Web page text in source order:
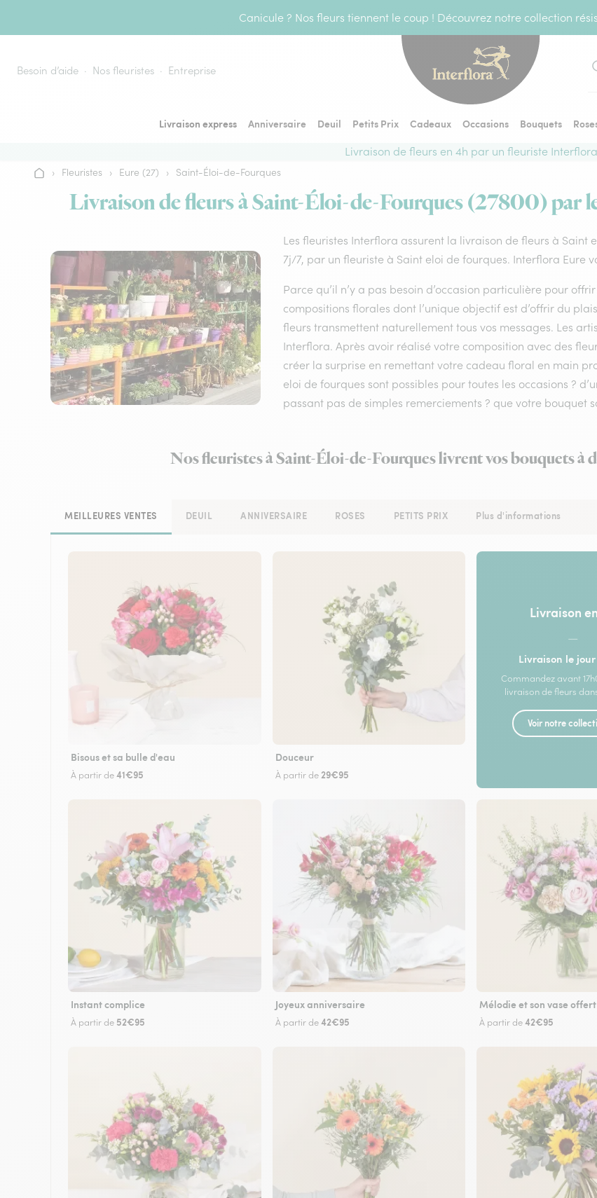
Canicule ? Nos fleurs tiennent le coup ! Découvrez notre collection
Besoin d’aide Nos fleuristes Entreprise
Livraison express Anniversaire Deuil Petits Prix Cadeaux Occasions Bouquets
Livraison de fleurs en 4h par un fleuriste Interflora
Accueil
› Fleuristes › Eure (27) › Saint-Éloi-de-Fourques
Livraison de fleurs à Saint-Éloi-de-Fourques (27800) par
Les fleuristes Interflora assurent la livraison de fleurs à
7j/7, par un fleuriste à Saint eloi de fourques. Interflora Eure
Parce qu’il n’y a pas besoin d’occasion particulière pour
compositions florales dont l’unique objectif est d’offrir du
fleurs transmettent naturellement tous vos messages. Les
Interflora. Après avoir réalisé votre composition avec des
créer la surprise en remettant votre cadeau floral en main
eloi de fourques sont possibles pour toutes les occasions ?
passant pas de simples remerciements ? que votre bouquet
Nos fleuristes à Saint-Éloi-de-Fourques livrent vos bouquets à
MEILLEURES VENTES DEUIL ANNIVERSAIRE ROSES PETITS PRIX Plus d'informations
Bisous et sa bulle d'eau
À partir de41€95
Douceur
À partir de 29€95
Livraison
—
Livraison le
Commandez avant
livraison de fleurs
Voir notre
Instant complice
À partir de 52€95
Joyeux anniversaire
À partir de42€95
Mélodie et son vase offert
À partir de42€95